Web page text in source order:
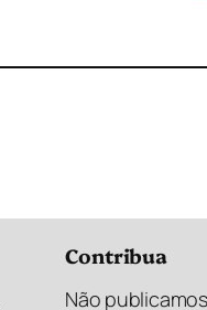
Contribua
Não